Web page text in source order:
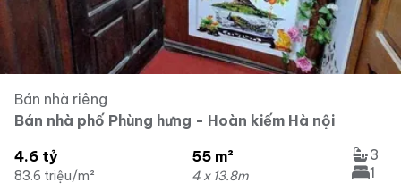
Bán nhà riêng
Bán nhà phố Phùng hưng - Hoàn kiếm Hà nội
4.6 tỷ
83.6 triệu/m²
55 m²
4 x 13.8m
3
1